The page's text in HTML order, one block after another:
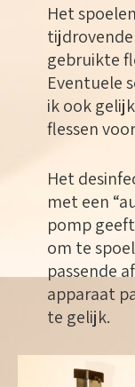
Het
gebruikte
Eventuele
ik ook
flessen
Het
met een
pomp
om te
passende
apparaat
te gelijk.